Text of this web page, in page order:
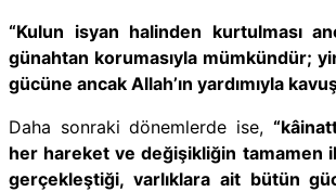
“Kulun isyan halinden kurtulması
günahtan korumasıyla mümkündür;
gücüne ancak Allah’ın yardımıyla
Daha sonraki dönemlerde ise,
her hareket ve değişikliğin tamamen
gerçekleştiği, varlıklara ait bütün